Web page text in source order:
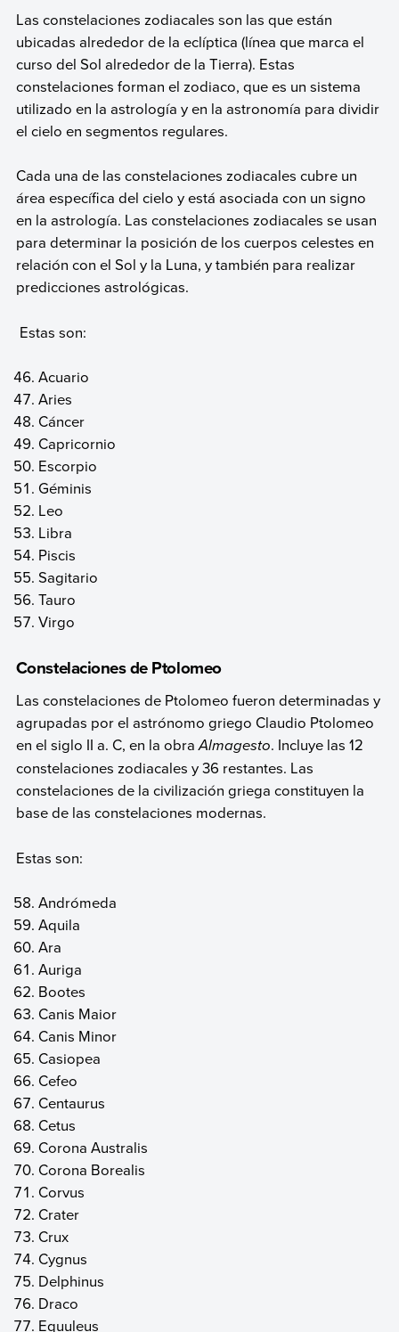
Las constelaciones zodiacales son las que están
ubicadas alrededor de la eclíptica (línea que marca el
curso del Sol alrededor de la Tierra). Estas
constelaciones forman el zodiaco, que es un sistema
utilizado en la astrología y en la astronomía para dividir
el cielo en segmentos regulares.
Cada una de las constelaciones zodiacales cubre un
área específica del cielo y está asociada con un signo
en la astrología. Las constelaciones zodiacales se usan
para determinar la posición de los cuerpos celestes en
relación con el Sol y la Luna, y también para realizar
predicciones astrológicas.
Estas son:
Acuario
Aries
Cáncer
Capricornio
Escorpio
Géminis
Leo
Libra
Piscis
Sagitario
Tauro
Virgo
Constelaciones de Ptolomeo
Las constelaciones de Ptolomeo fueron determinadas y
agrupadas por el astrónomo griego Claudio Ptolomeo
en el siglo II a. C, en la obraAlmagesto. Incluye las 12
constelaciones zodiacales y 36 restantes. Las
constelaciones de la civilización griega constituyen la
base de las constelaciones modernas.
Estas son:
Andrómeda‎
Aquila‎
Ara‎
Auriga‎
Bootes‎
Canis Maior‎
Canis Minor‎
Casiopea‎
Cefeo‎
Centaurus‎
Cetus‎
Corona Australis‎
Corona Borealis‎
Corvus‎
Crater‎
Crux‎
Cygnus‎
Delphinus‎
Draco‎
Equuleus‎